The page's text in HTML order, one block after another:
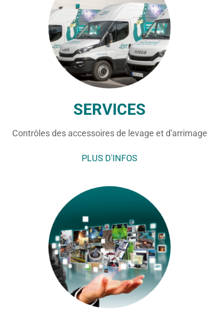
SERVICES
Contrôles des accessoires de levage et d'arrimage
PLUS D'INFOS